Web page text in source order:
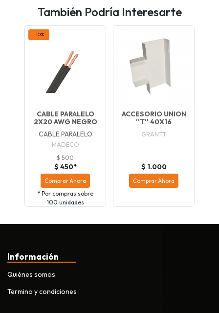
También Podría Interesarte
-10%
CABLE PARALELO
2X20 AWG NEGRO
CABLE PARALELO
MADECO
$ 500
$ 450*
Comprar Ahora
* Por compras sobre
100 unidades
ACCESORIO UNION
''T'' 40X16
GRANTT
$ 1.000
Comprar Ahora
Información
Quiénes somos
Termino y condiciones